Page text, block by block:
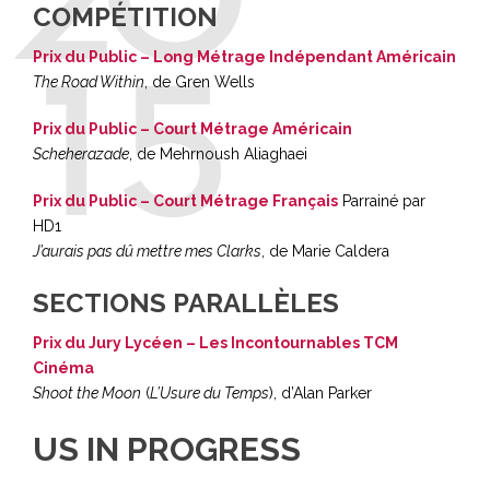
COMPÉTITION
Prix du Public – Long Métrage Indépendant Américain
The Road Within , de Gren Wells
Prix du Public – Court Métrage Américain
Scheherazade , de Mehrnoush Aliaghaei
Prix du Public – Court Métrage Français Parrainé par
HD1
J’aurais pas dû mettre mes Clarks , de Marie Caldera
SECTIONS PARALLÈLES
Prix du Jury Lycéen – Les Incontournables TCM
Cinéma
Shoot the Moon (L’Usure du Temps), d’Alan Parker
US IN PROGRESS